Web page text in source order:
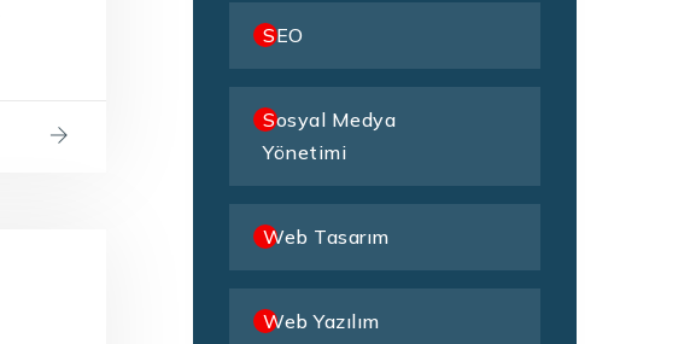
SEO
Sosyal Medya
Yönetimi
Web Tasarım
Web Yazılım